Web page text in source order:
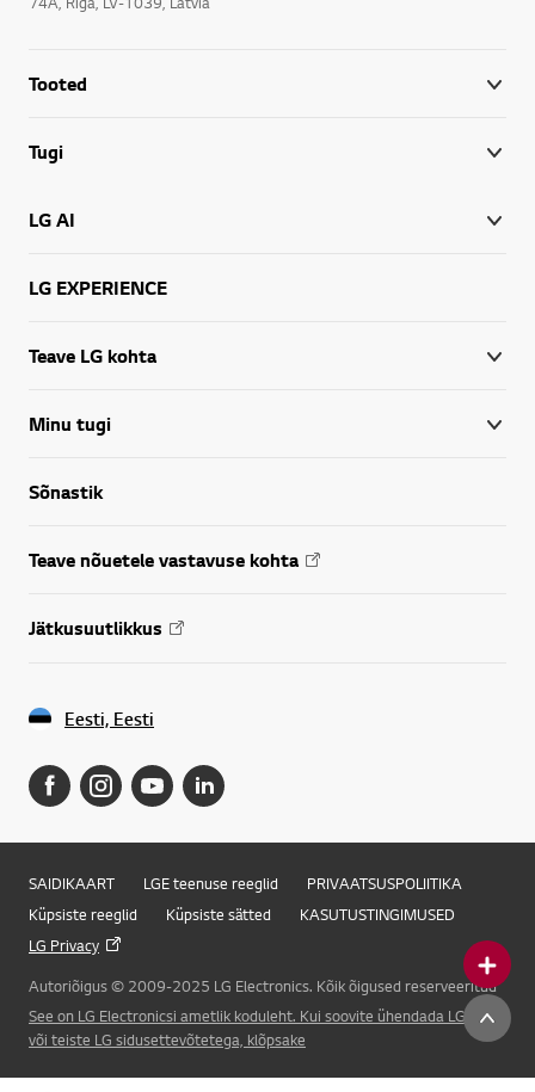
Online Chat
Tooted
Tugi
LG AI
LG EXPERIENCE
Teave LG kohta
Minu tugi
Sõnastik
Teave nõuetele vastavuse kohta
Jätkusuutlikkus
Eesti, Eesti
SAIDIKAART LGE teenuse reeglid
PRIVAATSUSPOLIITIKA
Küpsiste reeglid
Küpsiste sätted
KASUTUSTINGIMUSED
LG Privacy
Autoriõigus © 2009-2025 LG Electronics. Kõik õigused reserveeritud
See on LG Electronicsi ametlik koduleht. Kui soovite ühendada LG Corp.
või teiste LG sidusettevõtetega, klõpsake